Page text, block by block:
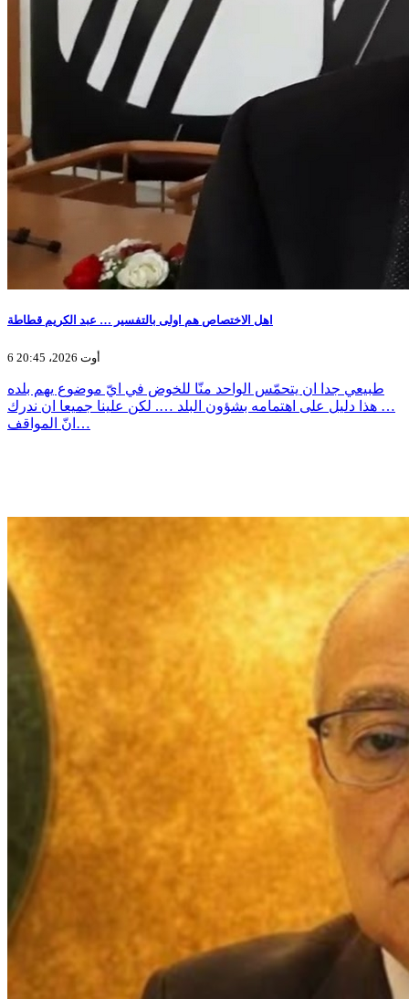
اهل الاختصاص هم اولى بالتفسير … عبد الكريم قطاطة
6 أوت 2026، 20:45
طبيعي جدا ان يتحمّس الواحد منّا للخوض في ايّ موضوع يهم بلده
… هذا دليل على اهتمامه بشؤون البلد …. لكن علينا جميعا ان ندرك
انّ المواقف…